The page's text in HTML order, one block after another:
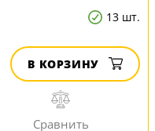
13 шт.
В КОРЗИНУ